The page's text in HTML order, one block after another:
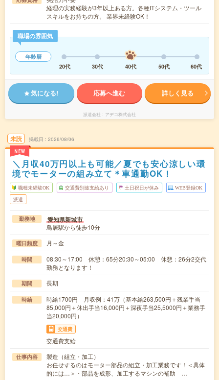
経理の実務経験が3年以上ある方。各種ITシステム・ツール
スキルをお持ちの方。 業界未経験OK！
職場の雰囲気
年齢層
20代
30代 40代 50代 60代
気になる! 応募へ進む 詳しく見る
派遣会社 アデコ株式会社
未読
NEW
掲載日 2026/08/06
＼月収40万円以上も可能／夏でも安心涼しい環
境でモーターの組み立て＊車通勤OK！
職種未経験OK 交通費別途支給あり 土日祝日が休み WEB登録OK
派遣
勤務地 愛知県新城市
鳥居駅から徒歩10分
曜日頻度 月～金
時間
08:30～17:00 休憩：65分20:30～05:00 休憩：26分2交代
勤務となります！
期間 長期
時給
時給1700円 月収例：41万（基本給263,500円＋残業手当
85,000円＋休出手当16,000円＋深夜手当25,5000円＋業務手
当20,000円）
交通費
交通費支給
仕事内容
製造（組立・加工）
お任せするのはモーター部品の組立・加工業務です！＜具体
的には…＞・部品を成形、加工するマシンの補助 …